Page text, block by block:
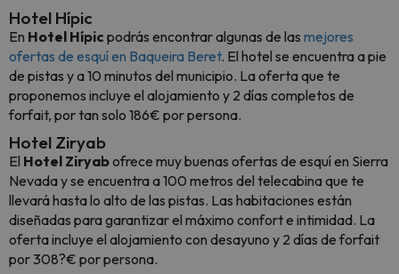
Hotel Hípic
En Hotel Hípic podrás encontrar algunas de las mejores
ofertas de esquí en Baqueira Beret. El hotel se encuentra a pie
de pistas y a 10 minutos del municipio. La oferta que te
proponemos incluye el alojamiento y 2 días completos de
forfait, por tan solo 186€ por persona.
Hotel Ziryab
El Hotel Ziryabofrece muy buenas ofertas de esquí en Sierra
Nevada y se encuentra a 100 metros del telecabina que te
llevará hasta lo alto de las pistas. Las habitaciones están
diseñadas para garantizar el máximo confort e intimidad. La
oferta incluye el alojamiento con desayuno y 2 días de forfait
por 308?€ por persona.